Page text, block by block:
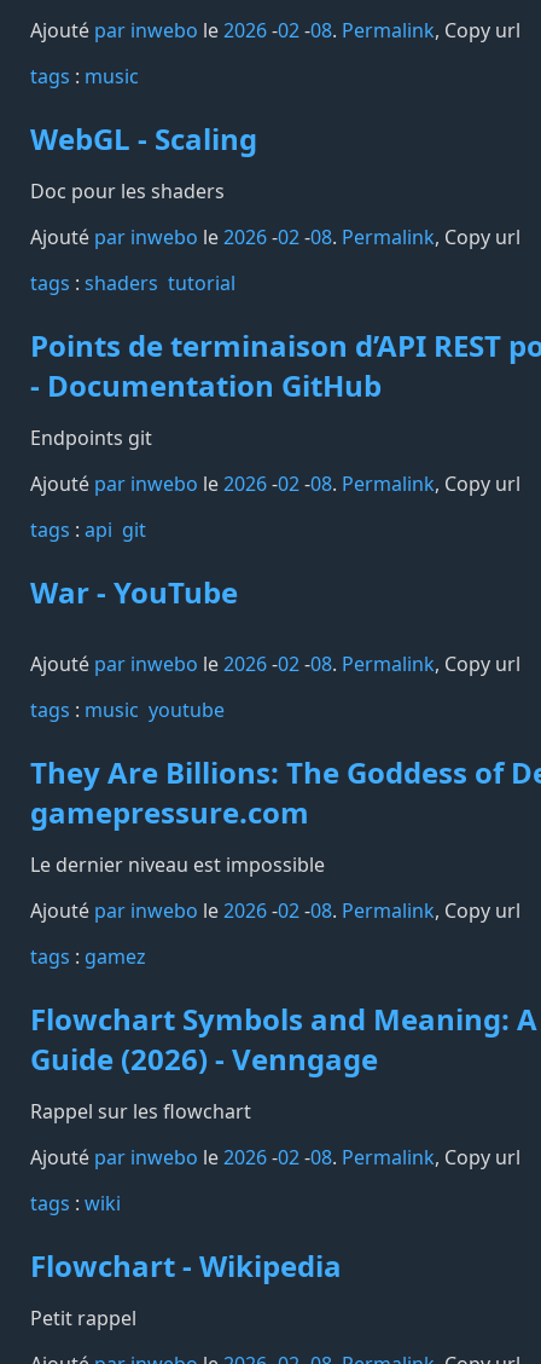
Ajouté par inwebo le2026-02-08. Permalink, Copy url
tags️ : music
WebGL - Scaling
Doc pour les shaders
Ajouté par inwebo le2026-02-08. Permalink, Copy url
tags️ : shaders tutorial
Points de terminaison d’API REST
- Documentation GitHub
Endpoints git
Ajouté par inwebo le2026-02-08. Permalink, Copy url
tags️ : api git
War - YouTube
Ajouté par inwebo le2026-02-08. Permalink, Copy url
tags️ : music youtube
They Are Billions: The Goddess of
gamepressure.com
Le dernier niveau est impossible
Ajouté par inwebo le2026-02-08. Permalink, Copy url
tags️ : gamez
Flowchart Symbols and Meaning:
Guide (2026) - Venngage
Rappel sur les flowchart
Ajouté par inwebo le2026-02-08. Permalink, Copy url
tags️ : wiki
Flowchart - Wikipedia
Petit rappel